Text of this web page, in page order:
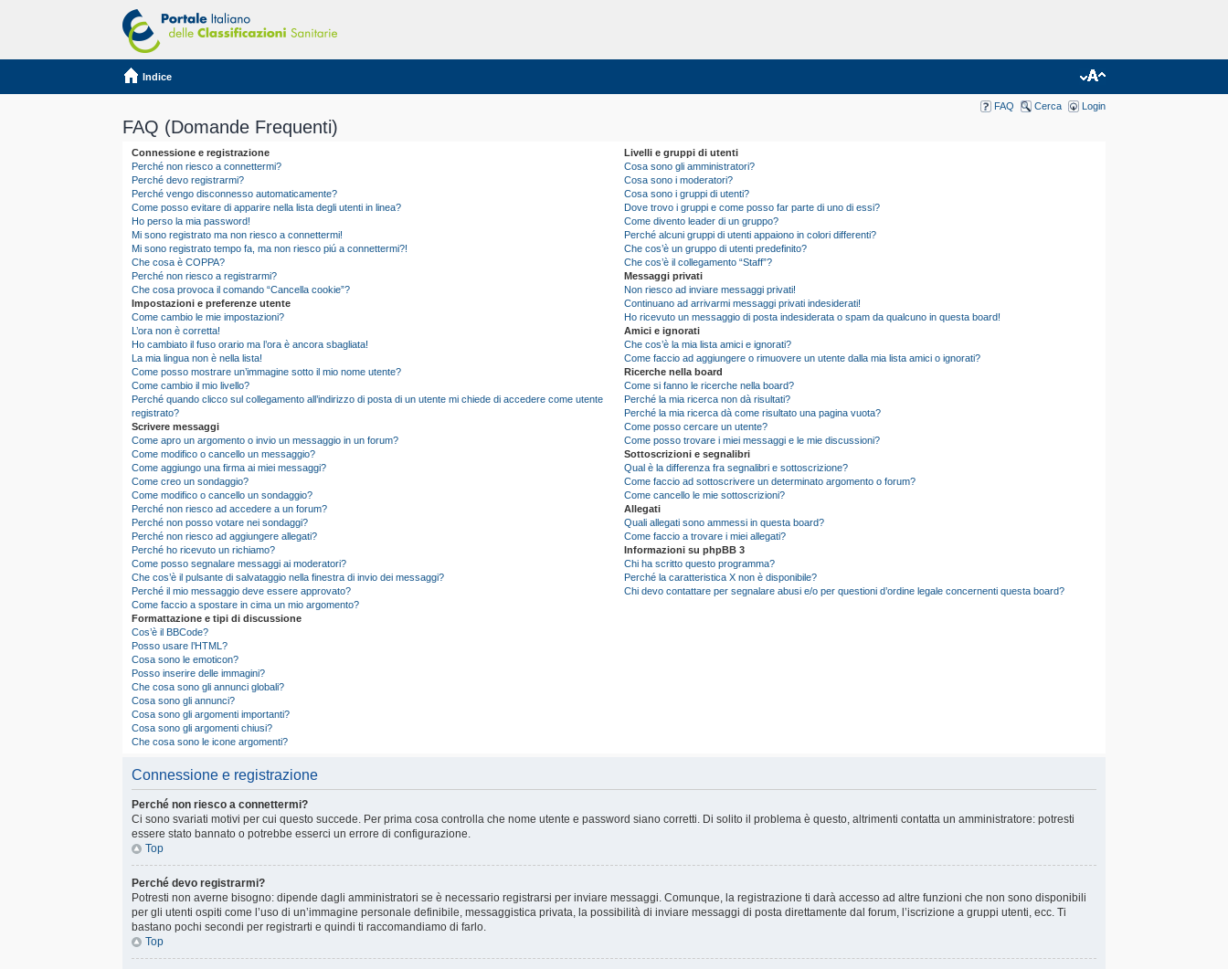
Indice
FAQ Cerca Login
FAQ (Domande Frequenti)
Connessione e registrazione
Perché non riesco a connettermi?
Perché devo registrarmi?
Perché vengo disconnesso automaticamente?
Come posso evitare di apparire nella lista degli utenti in linea?
Ho perso la mia password!
Mi sono registrato ma non riesco a connettermi!
Mi sono registrato tempo fa, ma non riesco piú a connettermi?!
Che cosa è COPPA?
Perché non riesco a registrarmi?
Che cosa provoca il comando “Cancella cookie”?
Impostazioni e preferenze utente
Come cambio le mie impostazioni?
L’ora non è corretta!
Ho cambiato il fuso orario ma l’ora è ancora sbagliata!
La mia lingua non è nella lista!
Come posso mostrare un’immagine sotto il mio nome utente?
Come cambio il mio livello?
Perché quando clicco sul collegamento all’indirizzo di posta di un utente mi chiede di accedere come utente
registrato?
Scrivere messaggi
Come apro un argomento o invio un messaggio in un forum?
Come modifico o cancello un messaggio?
Come aggiungo una firma ai miei messaggi?
Come creo un sondaggio?
Come modifico o cancello un sondaggio?
Perché non riesco ad accedere a un forum?
Perché non posso votare nei sondaggi?
Perché non riesco ad aggiungere allegati?
Perché ho ricevuto un richiamo?
Come posso segnalare messaggi ai moderatori?
Che cos’è il pulsante di salvataggio nella finestra di invio dei messaggi?
Perché il mio messaggio deve essere approvato?
Come faccio a spostare in cima un mio argomento?
Formattazione e tipi di discussione
Cos’è il BBCode?
Posso usare l’HTML?
Cosa sono le emoticon?
Posso inserire delle immagini?
Che cosa sono gli annunci globali?
Cosa sono gli annunci?
Cosa sono gli argomenti importanti?
Cosa sono gli argomenti chiusi?
Che cosa sono le icone argomenti?
Livelli e gruppi di utenti
Cosa sono gli amministratori?
Cosa sono i moderatori?
Cosa sono i gruppi di utenti?
Dove trovo i gruppi e come posso far parte di uno di essi?
Come divento leader di un gruppo?
Perché alcuni gruppi di utenti appaiono in colori differenti?
Che cos’è un gruppo di utenti predefinito?
Che cos’è il collegamento “Staff”?
Messaggi privati
Non riesco ad inviare messaggi privati!
Continuano ad arrivarmi messaggi privati indesiderati!
Ho ricevuto un messaggio di posta indesiderata o spam da qualcuno in questa board!
Amici e ignorati
Che cos’è la mia lista amici e ignorati?
Come faccio ad aggiungere o rimuovere un utente dalla mia lista amici o ignorati?
Ricerche nella board
Come si fanno le ricerche nella board?
Perché la mia ricerca non dà risultati?
Perché la mia ricerca dà come risultato una pagina vuota?
Come posso cercare un utente?
Come posso trovare i miei messaggi e le mie discussioni?
Sottoscrizioni e segnalibri
Qual è la differenza fra segnalibri e sottoscrizione?
Come faccio ad sottoscrivere un determinato argomento o forum?
Come cancello le mie sottoscrizioni?
Allegati
Quali allegati sono ammessi in questa board?
Come faccio a trovare i miei allegati?
Informazioni su phpBB 3
Chi ha scritto questo programma?
Perché la caratteristica X non è disponibile?
Chi devo contattare per segnalare abusi e/o per questioni d’ordine legale concernenti questa board?
Connessione e registrazione
Perché non riesco a connettermi?
Ci sono svariati motivi per cui questo succede. Per prima cosa controlla che nome utente e password siano corretti. Di solito il problema è questo, altrimenti contatta un amministratore: potresti
essere stato bannato o potrebbe esserci un errore di configurazione.
Top
Perché devo registrarmi?
Potresti non averne bisogno: dipende dagli amministratori se è necessario registrarsi per inviare messaggi. Comunque, la registrazione ti darà accesso ad altre funzioni che non sono disponibili
per gli utenti ospiti come l’uso di un’immagine personale definibile, messaggistica privata, la possibilità di inviare messaggi di posta direttamente dal forum, l’iscrizione a gruppi utenti, ecc. Ti
bastano pochi secondi per registrarti e quindi ti raccomandiamo di farlo.
Top